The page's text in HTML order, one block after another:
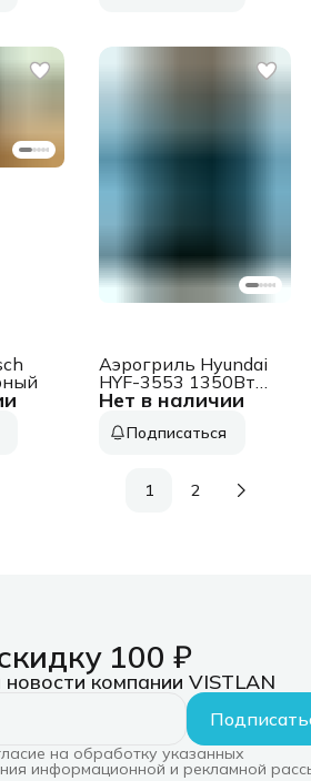
Нет в наличии
Аэрогриль Hyundai
HYF-3553 1350Вт
темно-зеленый/
Подписаться
1 2
100 ₽
компании VISTLAN
на обработку указанных
информационной и рекламной